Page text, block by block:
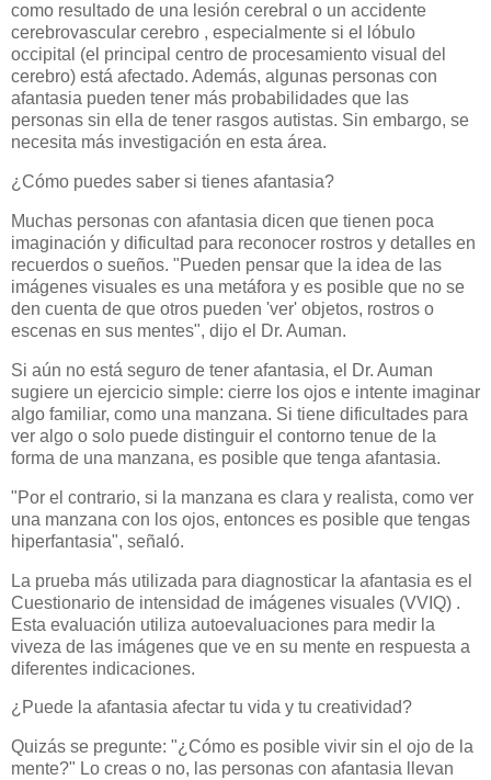
como resultado de una lesión cerebral o un accidente
cerebrovascular cerebro , especialmente si el lóbulo
occipital (el principal centro de procesamiento visual del
cerebro) está afectado. Además, algunas personas con
afantasia pueden tener más probabilidades que las
personas sin ella de tener rasgos autistas. Sin embargo, se
necesita más investigación en esta área.
¿Cómo puedes saber si tienes afantasia?
Muchas personas con afantasia dicen que tienen poca
imaginación y dificultad para reconocer rostros y detalles en
recuerdos o sueños. "Pueden pensar que la idea de las
imágenes visuales es una metáfora y es posible que no se
den cuenta de que otros pueden 'ver' objetos, rostros o
escenas en sus mentes", dijo el Dr. Auman.
Si aún no está seguro de tener afantasia, el Dr. Auman
sugiere un ejercicio simple: cierre los ojos e intente imaginar
algo familiar, como una manzana. Si tiene dificultades para
ver algo o solo puede distinguir el contorno tenue de la
forma de una manzana, es posible que tenga afantasia.
"Por el contrario, si la manzana es clara y realista, como ver
una manzana con los ojos, entonces es posible que tengas
hiperfantasia", señaló.
La prueba más utilizada para diagnosticar la afantasia es el
Cuestionario de intensidad de imágenes visuales (VVIQ) .
Esta evaluación utiliza autoevaluaciones para medir la
viveza de las imágenes que ve en su mente en respuesta a
diferentes indicaciones.
¿Puede la afantasia afectar tu vida y tu creatividad?
Quizás se pregunte: "¿Cómo es posible vivir sin el ojo de la
mente?" Lo creas o no, las personas con afantasia llevan